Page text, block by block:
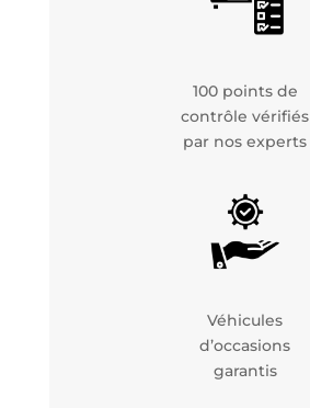
100 points de
contrôle vérifiés
par nos experts
Véhicules
d’occasions
garantis